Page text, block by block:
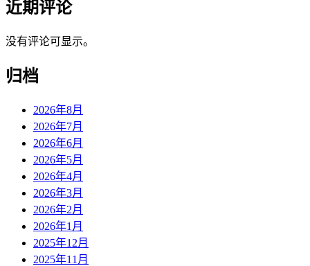
近期评论
没有评论可显示。
归档
2026年8月
2026年7月
2026年6月
2026年5月
2026年4月
2026年3月
2026年2月
2026年1月
2025年12月
2025年11月